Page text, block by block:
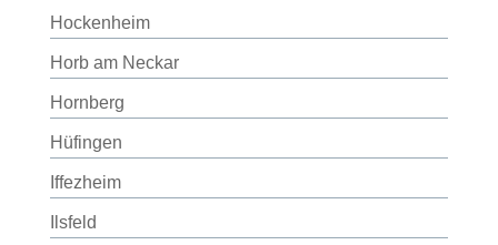
Hockenheim
Horb am Neckar
Hornberg
Hüfingen
Iffezheim
Ilsfeld